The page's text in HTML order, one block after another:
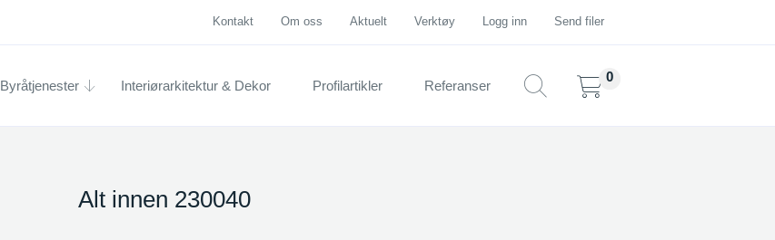
Kontakt Om oss Aktuelt Verktøy Logg inn Send filer
Byråtjenester Interiørarkitektur & Dekor Profilartikler Referanser
Alt innen 230040